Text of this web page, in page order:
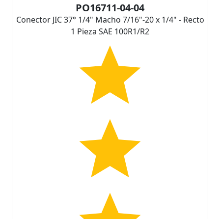
PO16711-04-04
Conector JIC 37° 1/4" Macho 7/16"-20 x 1/4" - Recto
1 Pieza SAE 100R1/R2